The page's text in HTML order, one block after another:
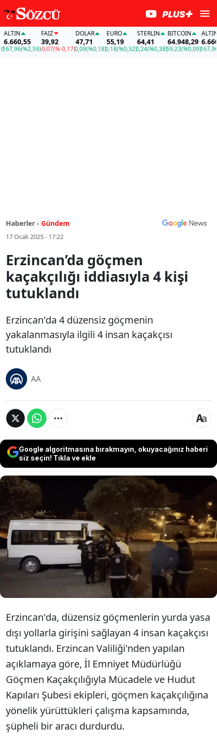
(%2,59)
FAİZ
39,92
-0,07(%-0,17)
DOLAR
47,71
0,09(%0,18)
EURO
55,19
0,18(%0,32)
STERLIN
64,41
0,24(%0,38)
BITCOIN
64.948,29
59,23(%0,09)
ALTIN
167,96
Haberler - Gündem
17 Ocak 2025 - 17:22
Erzincan’da göçmen
kaçakçılığı iddiasıyla 4 kişi
tutuklandı
Erzincan'da 4 düzensiz göçmenin
yakalanmasıyla ilgili 4 insan kaçakçısı
tutuklandı
AA
Google algoritmasına bırakmayın, okuyacağınız haberi
siz seçin! Tıkla ve ekle
Erzincan'da 4 düzensiz göçmenin
yakalanmasıyla ilgili 4 insan
kaçakçısı tutuklandı
Erzincan'da, düzensiz göçmenlerin yurda yasa
dışı yollarla girişini sağlayan 4 insan kaçakçısı
tutuklandı. Erzincan Valiliği'nden yapılan
açıklamaya göre, İl Emniyet Müdürlüğü
Göçmen Kaçakçılığıyla Mücadele ve Hudut
Kapıları Şubesi ekipleri, göçmen kaçakçılığına
yönelik yürüttükleri çalışma kapsamında,
şüpheli bir aracı durdurdu.